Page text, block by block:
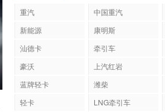
重汽 中国重汽
新能源
康明斯
汕德卡
牵引车
豪沃
上汽红岩
蓝牌轻卡
潍柴
轻卡
LNG牵引车